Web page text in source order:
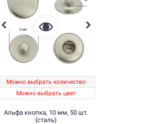
Можно выбрать количество
Можно выбрать цвет
Альфа кнопка, 10 мм, 50 шт.
(сталь)